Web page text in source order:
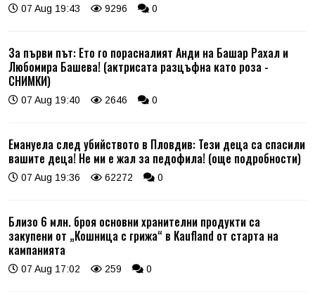
07 Aug 19:43 9296 0
За първи път: Ето го порасналият Анди на Башар Рахал и
Любомира Башева! (актрисата разцъфна като роза -
СНИМКИ)
07 Aug 19:40 2646 0
Емануела след убийството в Пловдив: Тези деца са спасили
вашите деца! Не ми е жал за педофила! (още подробности)
07 Aug 19:36 62272 0
Близо 6 млн. броя основни хранителни продукти са
закупени от „Кошница с грижа“ в Kaufland от старта на
кампанията
07 Aug 17:02 259 0